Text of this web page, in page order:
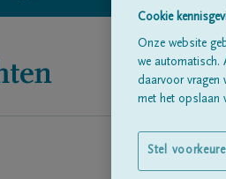
Cookie
Onze website
we automatisch.
daarvoor vragen
met het opslaan
Stel